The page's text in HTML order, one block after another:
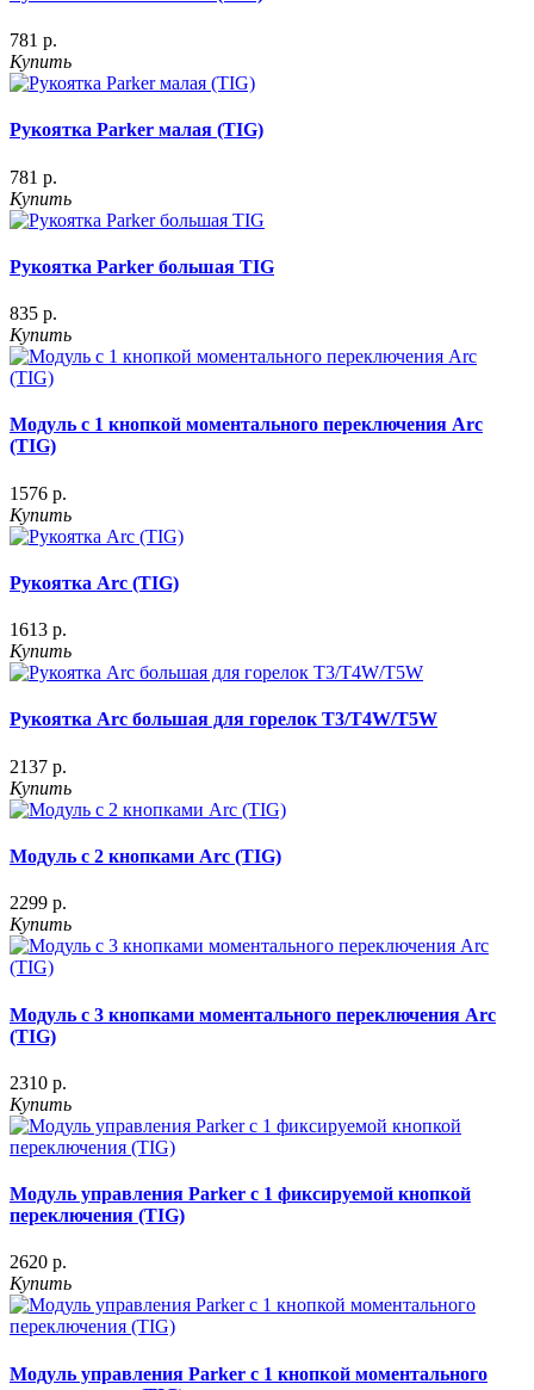
781 р.
Купить
Рукоятка Parker малая (TIG)
781 р.
Купить
Рукоятка Parker большая TIG
835 р.
Купить
Модуль с 1 кнопкой моментального переключения Arc
(TIG)
1576 р.
Купить
Рукоятка Arc (TIG)
1613 р.
Купить
Рукоятка Arc большая для горелок T3/T4W/T5W
2137 р.
Купить
Модуль с 2 кнопками Arc (TIG)
2299 р.
Купить
Модуль с 3 кнопками моментального переключения Arc
(TIG)
2310 р.
Купить
Модуль управления Parker с 1 фиксируемой кнопкой
переключения (TIG)
2620 р.
Купить
Модуль управления Parker с 1 кнопкой моментального